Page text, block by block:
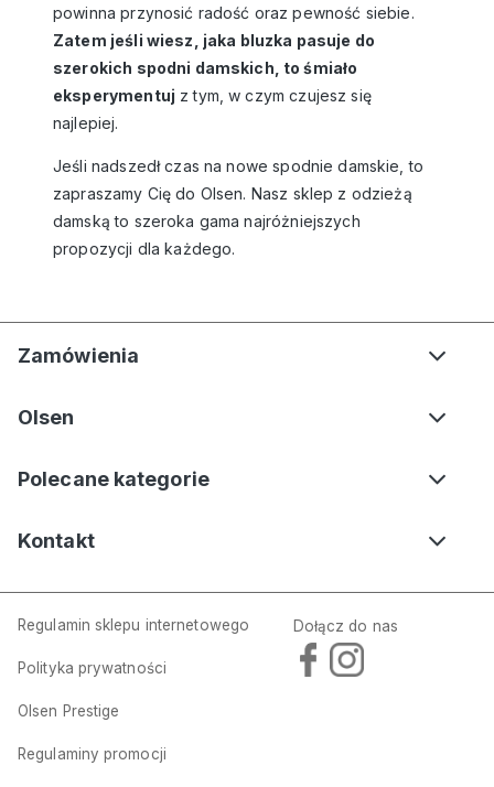
powinna przynosić radość oraz pewność siebie.
Zatem jeśli wiesz, jaka bluzka pasuje do
szerokich spodni damskich, to śmiało
eksperymentuj z tym, w czym czujesz się
najlepiej.
Jeśli nadszedł czas na nowespodnie damskie , to
zapraszamy Cię do Olsen. Nasz sklep z odzieżą
damską to szeroka gama najróżniejszych
propozycji dla każdego.
Zamówienia
Olsen
Polecane kategorie
Kontakt
Regulamin sklepu internetowego
Polityka prywatności
Olsen Prestige
Regulaminy promocji
Dołącz do nas